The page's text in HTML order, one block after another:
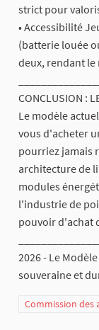
strict pour
• Accessibilité
(batterie louée
deux, rendant le
CONCLUSION :
Le modèle
vous d'acheter
pourriez jamais
architecture de
modules
l'industrie de
pouvoir d'achat
2026 - Le
souveraine et
Commission des